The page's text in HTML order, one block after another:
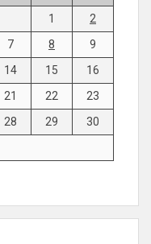
1
2
7 8
9
14 15
16
21 22
23
28 29
30